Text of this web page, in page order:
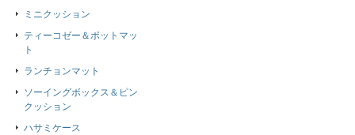
ミニクッション
ティーコゼー＆ポットマッ
ト
ランチョンマット
ソーイングボックス＆ピン
クッション
ハサミケース